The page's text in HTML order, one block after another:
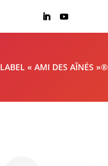
LABEL « AMI DES AÎNÉS »®